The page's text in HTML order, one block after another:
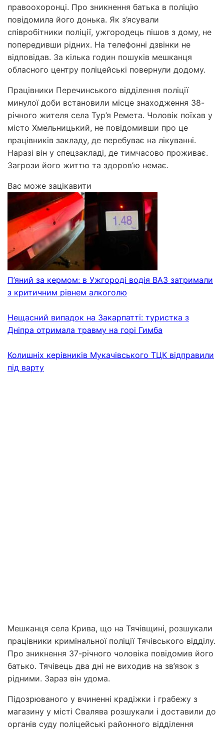
правоохоронці. Про зникнення батька в поліцію
повідомила його донька. Як з’ясували
співробітники поліції, ужгородець пішов з дому, не
попередивши рідних. На телефонні дзвінки не
відповідав. За кілька годин пошуків мешканця
обласного центру поліцейські повернули додому.
Працівники Перечинського відділення поліції
минулої доби встановили місце знаходження 38-
річного жителя села Тур’я Ремета. Чоловік поїхав у
місто Хмельницький, не повідомивши про це
працівників закладу, де перебуває на лікуванні.
Наразі він у спецзакладі, де тимчасово проживає.
Загрози його життю та здоров’ю немає.
Вас може зацікавити
П’яний за кермом: в Ужгороді водія ВАЗ затримали
з критичним рівнем алкоголю
Нещасний випадок на Закарпатті: туристка з
Дніпра отримала травму на горі Гимба
Колишніх керівників Мукачівського ТЦК відправили
під варту
Мешканця села Крива, що на Тячівщині, розшукали
працівники кримінальної поліції Тячівського відділу.
Про зникнення 37-річного чоловіка повідомив його
батько. Тячівець два дні не виходив на зв’язок з
рідними. Зараз він удома.
Підозрюваного у вчиненні крадіжки і грабежу з
магазину у місті Свалява розшукали і доставили до
органів суду поліцейські районного відділення